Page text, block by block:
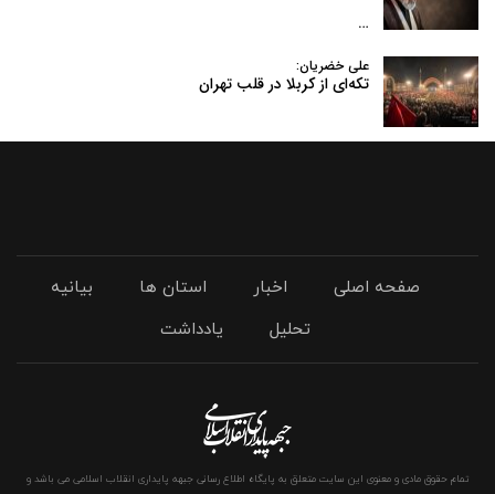
…
علی خضریان:
تکه‌ای از کربلا در قلب تهران
صفحه اصلی اخبار استان ها
بیانیه
تحلیل
یادداشت
تمام حقوق مادی و معنوی این سایت متعلق به پایگاه اطلاع رسانی جبهه پایداری انقلاب اسلامی می باشد و